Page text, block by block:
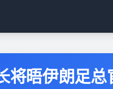
将晤伊朗足